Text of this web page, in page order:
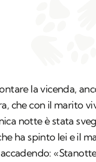
la vicenda,
che con il marito
notte è stata
ha spinto lei e il